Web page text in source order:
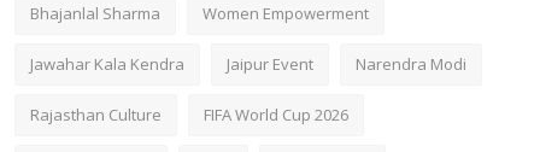
Bhajanlal Sharma Women Empowerment
Jawahar Kala Kendra Jaipur Event Narendra Modi
Rajasthan Culture FIFA World Cup 2026